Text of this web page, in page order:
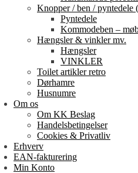
Knopper / ben / pyntedele
Pyntedele
Kommodeben –
Hængsler & vinkler mv.
Hængsler
VINKLER
Toilet artikler retro
Dørhamre
Husnumre
Om os
Om KK Beslag
Handelsbetingelser
Cookies & Privatliv
Erhverv
EAN-fakturering
Min Konto